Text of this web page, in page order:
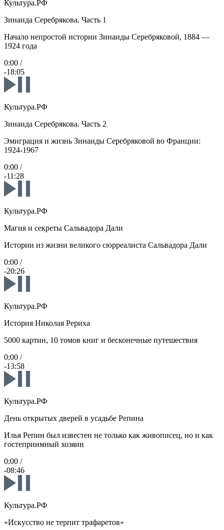
Культура.РФ
Зинаида Серебрякова. Часть 1
Начало непростой истории Зинаиды Серебряковой, 1884 —
1924 года
0:00 /
-18:05
Культура.РФ
Зинаида Серебрякова. Часть 2
Эмиграция и жизнь Зинаиды Серебряковой во Франции:
1924-1967
0:00 /
-11:28
Культура.РФ
Магия и секреты Сальвадора Дали
Истории из жизни великого сюрреалиста Сальвадора Дали
0:00 /
-20:26
Культура.РФ
История Николая Рериха
5000 картин, 10 томов книг и бесконечные путешествия
0:00 /
-13:58
Культура.РФ
День открытых дверей в усадьбе Репина
Илья Репин был известен не только как живописец, но и как
гостеприимный хозяин
0:00 /
-08:46
Культура.РФ
«Искусство не терпит трафаретов»